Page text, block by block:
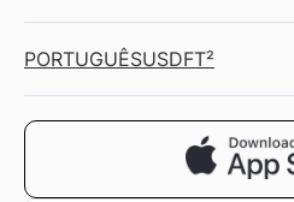
PORTUGUÊSUSDFT²